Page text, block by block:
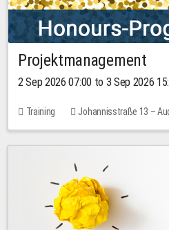
Projektmanagement
2 Sep 2026 07:00 to 3 Sep 2026
Training
Johannisstraße 13 –
1 place